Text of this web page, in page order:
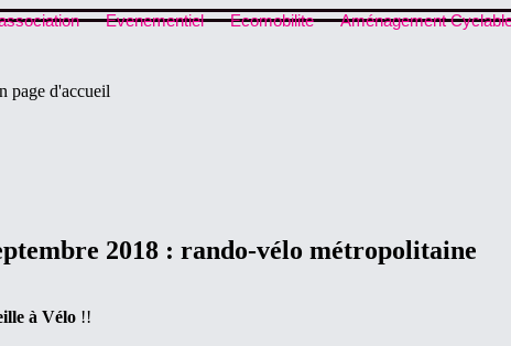
Evenementiel Ecomobilite Aménagement
page d'accueil
2018 : rando-vélo métropolitaine
à Vélo !!